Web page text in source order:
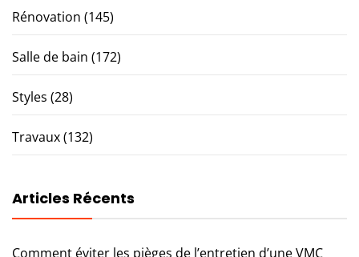
Rénovation (145)
Salle de bain (172)
Styles (28)
Travaux(132)
Articles Récents
Comment éviter les pièges de l’entretien d’une VMC